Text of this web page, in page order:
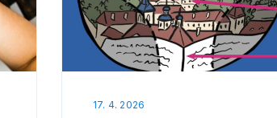
17. 4. 2026